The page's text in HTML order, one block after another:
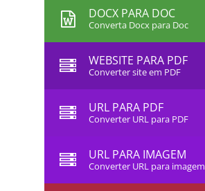
DOCX PARA DOC
Converta Docx para Doc
WEBSITE PARA PDF
Converter site em PDF
URL PARA PDF
Converter URL para PDF
URL PARA IMAGEM
Converter URL para imagem